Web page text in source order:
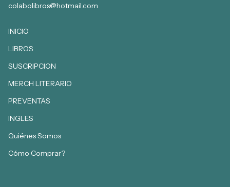
colabolibros@hotmail.com
INICIO
LIBROS
SUSCRIPCION
MERCH LITERARIO
PREVENTAS
INGLES
Quiénes Somos
Cómo Comprar?